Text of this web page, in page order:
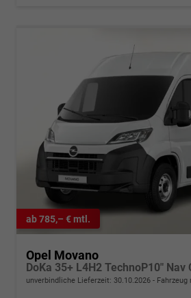
ab 785,– € mtl.
Opel Movano
DoKa 35+ L4H2 TechnoP10" Nav
unverbindliche Lieferzeit: 30.10.2026